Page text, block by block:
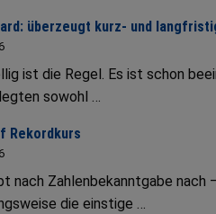
überzeugt kurz- und
ist die Regel. Es ist schon
sowohl …
Rekordkurs
nach Zahlenbekanntgabe nach
die einstige …